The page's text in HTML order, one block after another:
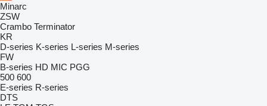
Minarc
ZSW
Crambo Terminator
KR
D-series K-series L-series M-series
FW
B-series HD MIC PGG
500 600
E-series R-series
DTS